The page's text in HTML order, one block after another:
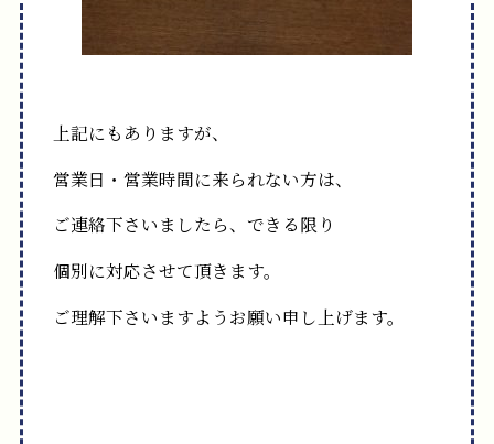
上記にもありますが、
営業日・営業時間に来られない方は、
ご連絡下さいましたら、できる限り
個別に対応させて頂きます。
ご理解下さいますようお願い申し上げます。